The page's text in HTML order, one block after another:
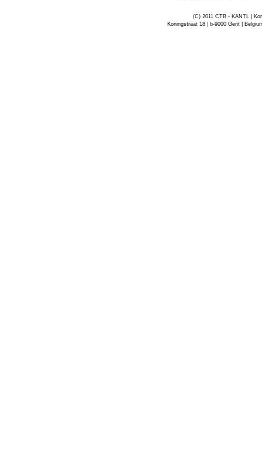
(C) 2011 CTB - KANTL |
Koningstraat 18 | b-9000 Gent |